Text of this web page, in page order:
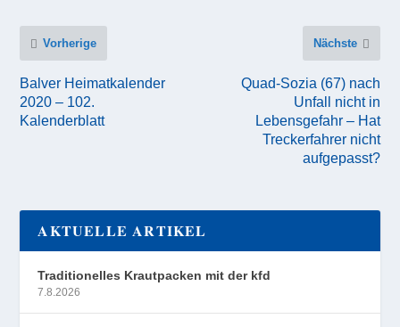
Vorherige
Balver Heimatkalender
2020 – 102.
Kalenderblatt
Nächste
Quad-Sozia (67) nach
Unfall nicht in
Lebensgefahr – Hat
Treckerfahrer nicht
aufgepasst?
AKTUELLE ARTIKEL
Traditionelles Krautpacken mit der kfd
7.8.2026